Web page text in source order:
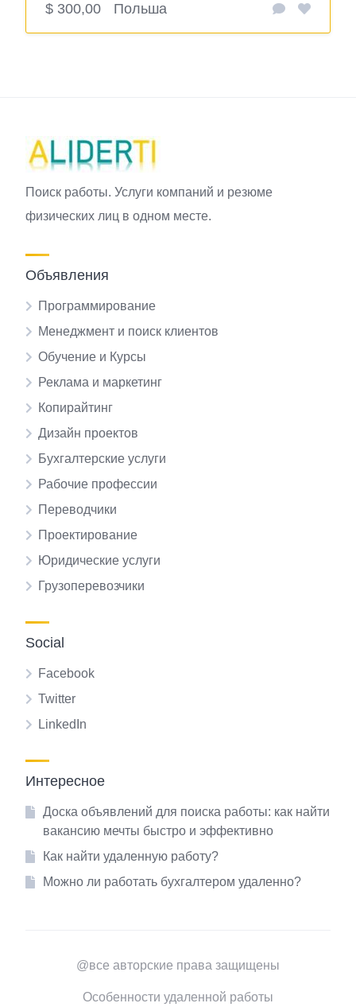
$ 300,00 Польша
Поиск работы. Услуги компаний и резюме
физических лиц в одном месте.
Объявления
Программирование
Менеджмент и поиск клиентов
Обучение и Курсы
Реклама и маркетинг
Копирайтинг
Дизайн проектов
Бухгалтерские услуги
Рабочие профессии
Переводчики
Проектирование
Юридические услуги
Грузоперевозчики
Social
Facebook
Twitter
LinkedIn
Интересное
Доска объявлений для поиска работы: как найти
вакансию мечты быстро и эффективно
Как найти удаленную работу?
Можно ли работать бухгалтером удаленно?
@все авторские права защищены
Особенности удаленной работы